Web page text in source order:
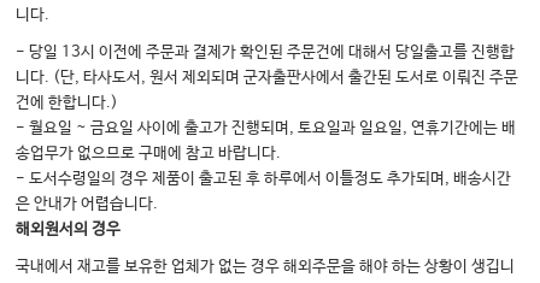
니다.
- 당일 13시 이전에 주문과 결제가 확인된 주문건에 대해서 당일출고를 진행합
니다. (단, 타사도서, 원서 제외되며 군자출판사에서 출간된 도서로 이뤄진 주문
건에 한합니다.)
- 월요일 ~ 금요일 사이에 출고가 진행되며, 토요일과 일요일, 연휴기간에는 배
송업무가 없으므로 구매에 참고 바랍니다.
- 도서수령일의 경우 제품이 출고된 후 하루에서 이틀정도 추가되며, 배송시간
은 안내가 어렵습니다.
해외원서의 경우
국내에서 재고를 보유한 업체가 없는 경우 해외주문을 해야 하는 상황이 생깁니